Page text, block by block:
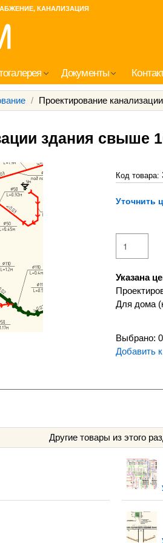
КАНАЛИЗАЦИЯ
Документы
/ Проектирование
здания свыше
Код товара:
Уточнить
Указана
Для дома
Выбрано: 0
Добавить
Другие товары из этого